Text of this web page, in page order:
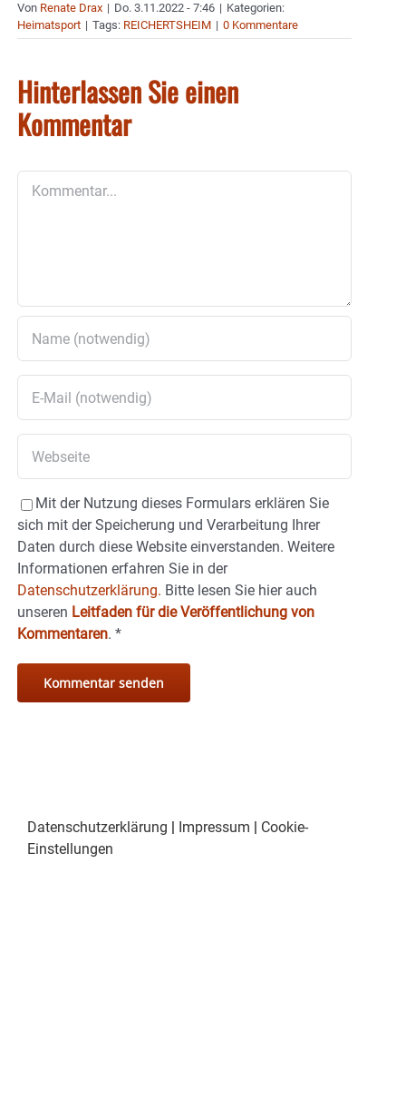
Von Renate Drax | Do. 3.11.2022 - 7:46 | Kategorien:
Heimatsport | Tags: REICHERTSHEIM | 0 Kommentare
Hinterlassen Sie einen
Kommentar
Mit der Nutzung dieses Formulars erklären Sie
sich mit der Speicherung und Verarbeitung Ihrer
Daten durch diese Website einverstanden. Weitere
Informationen erfahren Sie in der
Datenschutzerklärung. Bitte lesen Sie hier auch
unseren Leitfaden für die Veröffentlichung von
Kommentaren. *
Datenschutzerklärung Impressum
Cookie-
Einstellungen